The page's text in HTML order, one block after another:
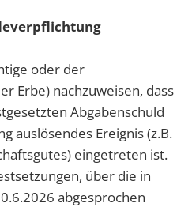
oder der
Erbe) nachzuweisen, dass
Abgabenschuld
auslösendes Ereignis (z.B.
eingetreten ist.
über die in
abgesprochen